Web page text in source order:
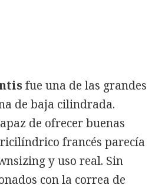
fue una de las grandes
de baja cilindrada.
de ofrecer buenas
francés parecía
y uso real. Sin
con la correa de